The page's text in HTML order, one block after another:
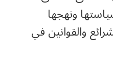
ونهجها
والقوانين في